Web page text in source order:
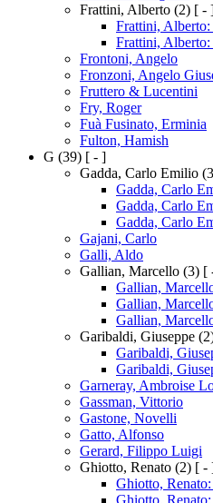
Frattini, Alberto (2) [ -
Frattini, Alberto:
Frattini, Alberto:
Frontoni, Angelo
Fronzoni, Angelo
Fruttero & Lucentini
Fry, Roger
Fuà Fusinato, Erminia
Fulton, Hamish
G (39) [ - ]
Gadda, Carlo Emilio
Gadda, Carlo
Gadda, Carlo
Gadda, Carlo
Gajani, Carlo
Galli, Aldo
Gallian, Marcello (3) [
Gallian,
Gallian,
Gallian,
Garibaldi, Giuseppe
Garibaldi,
Garibaldi,
Garneray, Ambroise
Gassman, Vittorio
Gastone, Novelli
Gatto, Alfonso
Gerard, Filippo Luigi
Ghiotto, Renato (2) [ -
Ghiotto,
Ghiotto,